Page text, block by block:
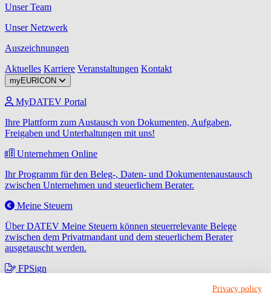
Unser Team
Unser Netzwerk
Auszeichnungen
Aktuelles Karriere Veranstaltungen Kontakt
myEURICON
MyDATEV Portal
Ihre Plattform zum Austausch von Dokumenten, Aufgaben,
Freigaben und Unterhaltungen mit uns!
Unternehmen Online
Ihr Programm für den Beleg-, Daten- und Dokumentenaustausch
zwischen Unternehmen und steuerlichem Berater.
Meine Steuern
Über DATEV Meine Steuern können steuerrelevante Belege
zwischen dem Privatmandant und dem steuerlichem Berater
ausgetauscht werden.
FPSign
Privacy policy